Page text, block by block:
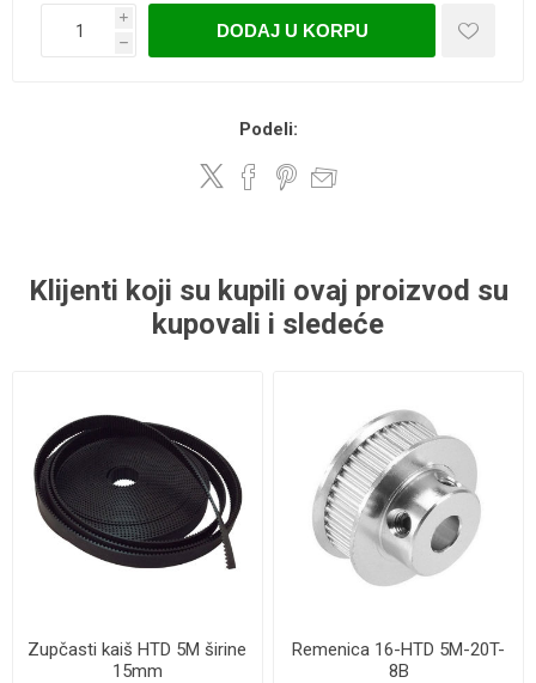
i
h
DODAJ U KORPU
Podeli:
Klijenti koji su kupili ovaj proizvod su
kupovali i sledeće
Zupčasti kaiš HTD 5M širine
15mm
Remenica 16-HTD 5M-20T-
8B